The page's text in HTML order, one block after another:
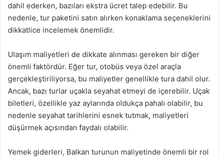
dahil ederken, bazıları ekstra ücret talep edebilir. Bu
nedenle, tur paketini satın alırken konaklama seçeneklerini
dikkatlice incelemek önemlidir.
Ulaşım maliyetleri de dikkate alınması gereken bir diğer
önemli faktördür. Eğer tur, otobüs veya özel araçla
gerçekleştiriliyorsa, bu maliyetler genellikle tura dahil olur.
Ancak, bazı turlar uçakla seyahat etmeyi de içerebilir. Uçak
biletleri, özellikle yaz aylarında oldukça pahalı olabilir, bu
nedenle seyahat tarihlerini esnek tutmak, maliyetleri
düşürmek açısından faydalı olabilir.
Yemek giderleri, Balkan turunun maliyetinde önemli bir rol